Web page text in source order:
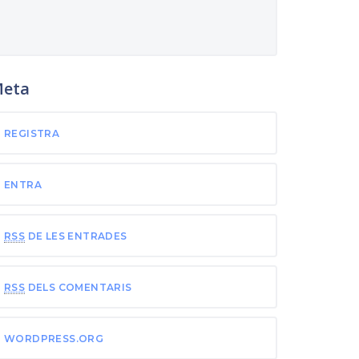
REGISTRA
ENTRA
RSS DE LES ENTRADES
RSS DELS COMENTARIS
WORDPRESS.ORG